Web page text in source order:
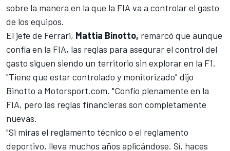
sobre la manera en la que la FIA va a controlar el gasto
de los equipos.
El jefe de Ferrari, Mattia Binotto, remarcó que aunque
confía en la FIA, las reglas para asegurar el control del
gasto siguen siendo un territorio sin explorar en la F1.
"Tiene que estar controlado y monitorizado" dijo
Binotto a Motorsport.com. "Confío plenamente en la
FIA, pero las reglas financieras son completamente
nuevas.
"Si miras el reglamento técnico o el reglamento
deportivo, lleva muchos años aplicándose. Sí, haces